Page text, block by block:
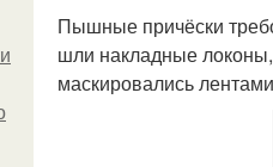
Пышные причёски
шли накладные
маскировались